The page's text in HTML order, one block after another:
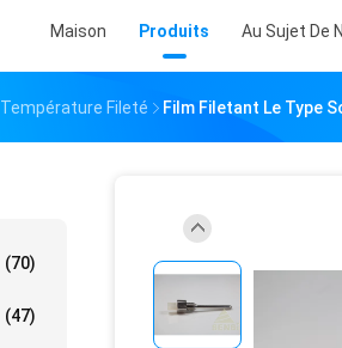
Maison Produits Au Sujet De
Fileté Film Filetant Le Type
(70)
(47)